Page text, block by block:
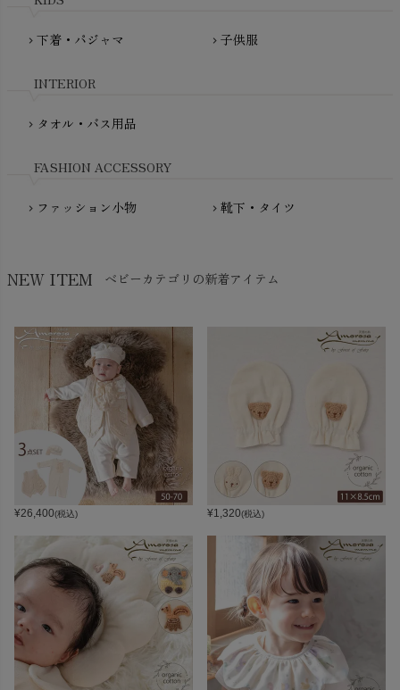
PRISTINE（プリスティン）
fromF（フロムエフ）
My Little Cozmo（マイリトルコズモ）
NewNative（ニューネイティブ）
chevron_right 下着・パジャマ chevron_right 子供服
INTERIOR
chevron_right タオル・バス用品
FASHION ACCESSORY
chevron_right ファッション小物 chevron_right 靴下・タイツ
NEW ITEM ベビーカテゴリの新着アイテム
¥26,400(税込) ¥1,320(税込)